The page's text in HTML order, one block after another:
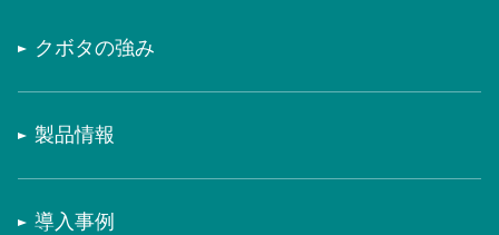
クボタの強み
製品情報
導入事例